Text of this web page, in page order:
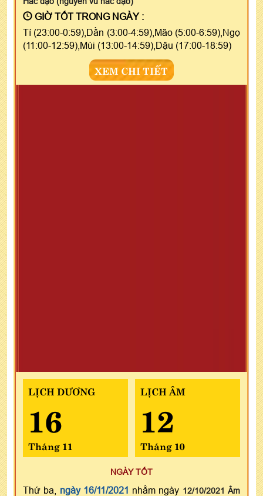
GIỜ TỐT TRONG NGÀY :
Tí (23:00-0:59),Dần (3:00-4:59),Mão (5:00-6:59),Ngọ
(11:00-12:59),Mùi (13:00-14:59),Dậu (17:00-18:59)
XEM CHI TIẾT
LỊCH DƯƠNG
16
Tháng 11
LỊCH ÂM
12
Tháng 10
NGÀY TỐT
Thứ ba, ngày 16/11/2021 nhằm ngày 12/10/2021 Âm